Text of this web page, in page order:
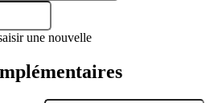
une nouvelle